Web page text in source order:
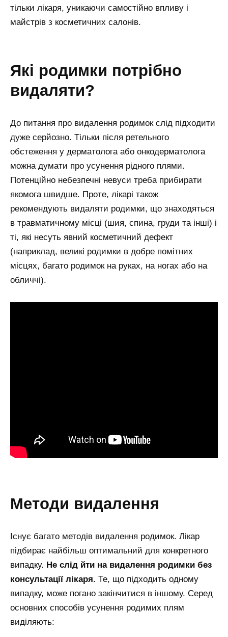
тільки лікаря, уникаючи самостійно впливу і
майстрів з косметичних салонів.
які родимки потрібно
видаляти?
До питання про видалення родимок слід підходити
дуже серйозно. Тільки після ретельного
обстеження у дерматолога або онкодерматолога
можна думати про усунення рідного плями.
Потенційно небезпечні невуси треба прибирати
якомога швидше. Проте, лікарі також
рекомендують видаляти родимки, що знаходяться
в травматичному місці (шия, спина, груди та інші) і
ті, які несуть явний косметичний дефект
(наприклад, великі родимки в добре помітних
місцях, багато родимок на руках, на ногах або на
обличчі).
методи видалення
Існує багато методів видалення родимок. Лікар
підбирає найбільш оптимальний для конкретного
випадку. Не слід йти на видалення родимки без
консультації лікаря. Те, що підходить одному
випадку, може погано закінчитися в іншому. Серед
основних способів усунення родимих плям
виділяють: